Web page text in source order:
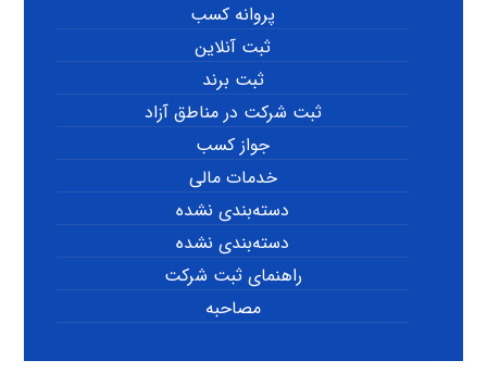
پروانه کسب
ثبت آنلاین
ثبت برند
ثبت شرکت در مناطق آزاد
جواز کسب
خدمات مالی
دسته‌بندی نشده
دسته‌بندی نشده
راهنمای ثبت شرکت
مصاحبه